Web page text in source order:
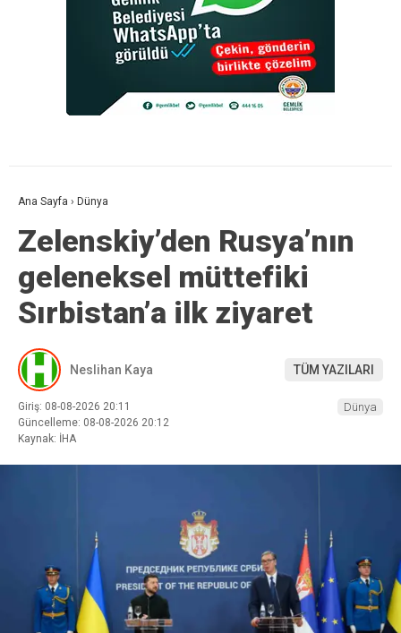
Ana Sayfa › Dünya
Zelenskiy’den Rusya’nın
geleneksel müttefiki
Sırbistan’a ilk ziyaret
Neslihan Kaya TÜM YAZILARI
Giriş: 08-08-2026 20:11
Güncelleme: 08-08-2026 20:12
Kaynak: İHA
Dünya